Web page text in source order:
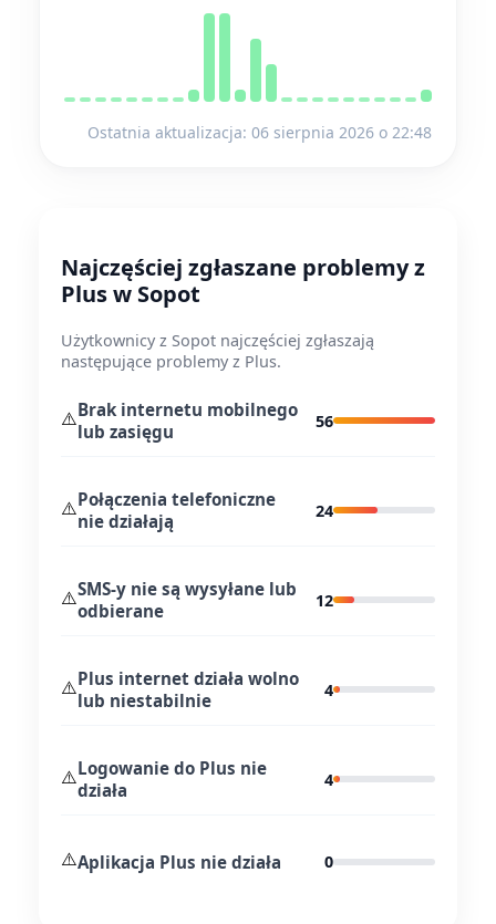
Ostatnia aktualizacja: 06 sierpnia 2026 o 22:48
Najczęściej zgłaszane problemy z
Plus w Sopot
Użytkownicy z Sopot najczęściej zgłaszają
następujące problemy z Plus.
⚠️Brak internetu mobilnego
lub zasięgu
56
⚠️Połączenia telefoniczne
nie działają
24
⚠️SMS-y nie są wysyłane lub
odbierane
12
⚠️Plus internet działa wolno
lub niestabilnie
4
⚠️Logowanie do Plus nie
działa
4
⚠️Aplikacja Plus nie działa 0